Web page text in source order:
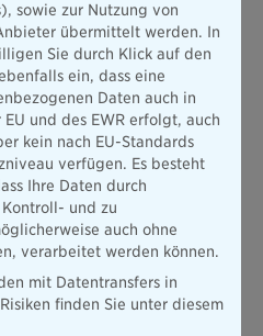
in der Beratung. Viele
ihr Bauchgefühl oder auf
Komplexe Risiken wie
oder schleichende
systematisch besprochen.
Sicherheit: Policen sind
Gerade in diesem
Maklern eine Schlüsselrolle zu.
die Risiken ganzheitlich
und Vorsorge aktiv
Beratung wird nicht allein
über den tatsächlichen
das zu spät kommt
sowie zur Nutzung von
übermittelt werden. In
Sie durch Klick auf den
ein, dass eine
Daten auch in
und des EWR erfolgt, auch
kein nach EU-Standards
verfügen. Es besteht
Ihre Daten durch
und zu
auch ohne
verarbeitet werden können.
mit Datentransfers in
finden Sie unter diesem